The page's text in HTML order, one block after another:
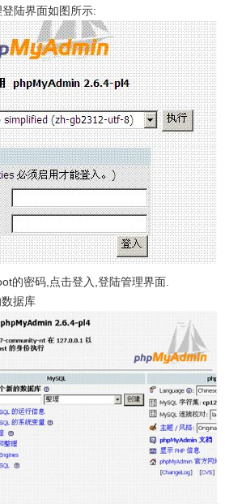
陆界面如图所示:
的密码,点击登入,登陆管理界面.
据库